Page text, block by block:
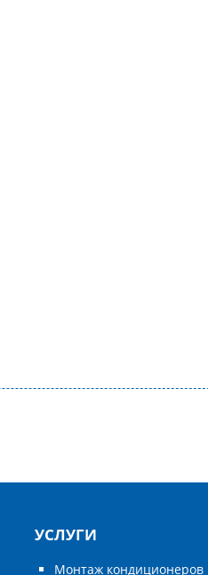
УСЛУГИ
Монтаж кондиционеров